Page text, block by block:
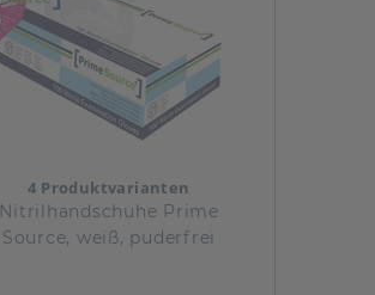
4 Produktvarianten
Nitrilhandschuhe Prime
Source, weiß, puderfrei